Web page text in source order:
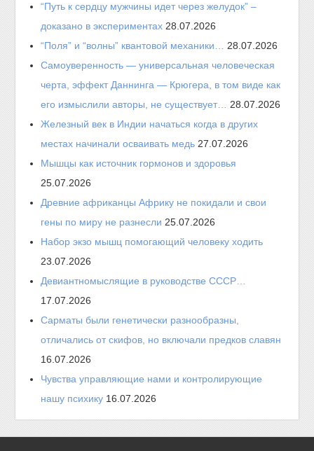
“Путь к сердцу мужчины идет через желудок” –
доказано в экспериментах 28.07.2026
“Поля” и “волны” квантовой механики… 28.07.2026
Самоуверенность — универсальная человеческая
черта, эффект Даннинга — Крюгера, в том виде как
его измыслили авторы, не существует… 28.07.2026
Железный век в Индии начаться когда в других
местах начинали осваивать медь 27.07.2026
Мышцы как источник гормонов и здоровья
25.07.2026
Древние африканцы Африку не покидали и свои
гены по миру не разнесли 25.07.2026
Набор экзо мышц помогающий человеку ходить
23.07.2026
Девиантномыслящие в руководстве СССР…
17.07.2026
Сарматы были генетически разнообразны,
отличались от скифов, но включали предков славян
16.07.2026
Чувства управляющие нами и контролирующие
нашу психику 16.07.2026